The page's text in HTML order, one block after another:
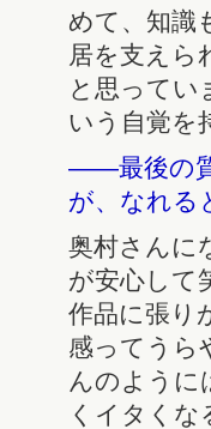
めて、知識
居を支えら
と思ってい
いう自覚を
――最後の
が、なれる
奥村さんに
が安心して
作品に張り
感ってうら
んのように
くイタくな